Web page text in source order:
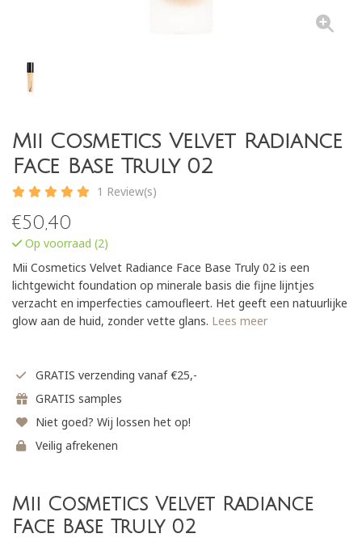
Mii Cosmetics Velvet Radiance
Face Base Truly 02
1 Review(s)
€50,40
Op voorraad (2)
Mii Cosmetics Velvet Radiance Face Base Truly 02 is een
lichtgewicht foundation op minerale basis die fijne lijntjes
verzacht en imperfecties camoufleert. Het geeft een natuurlijke
glow aan de huid, zonder vette glans. Lees meer
GRATIS verzending vanaf €25,-
GRATIS samples
Niet goed? Wij lossen het op!
Veilig afrekenen
Mii Cosmetics Velvet Radiance
Face Base Truly 02